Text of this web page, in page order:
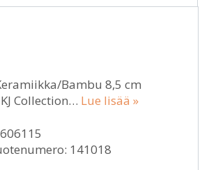
Bambu 8,5 cm
Collection… Lue lisää »
141018